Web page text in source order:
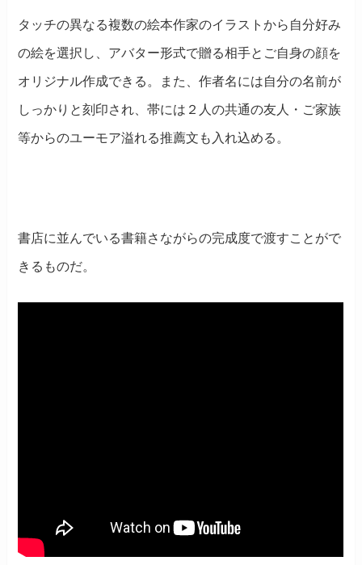
タッチの異なる複数の絵本作家のイラストから自分好み
の絵を選択し、アバター形式で贈る相手とご自身の顔を
オリジナル作成できる。また、作者名には自分の名前が
しっかりと刻印され、帯には２人の共通の友人・ご家族
等からのユーモア溢れる推薦文も入れ込める。
書店に並んでいる書籍さながらの完成度で渡すことがで
きるものだ。